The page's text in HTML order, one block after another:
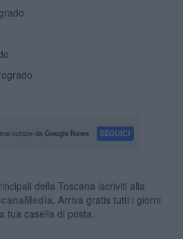
della Toscana iscriviti alla
Arriva gratis tutti i giorni
tua casella di posta.